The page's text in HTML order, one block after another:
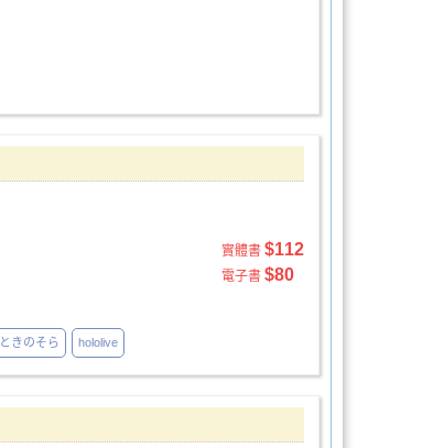
實體書 $112
電子書 $80
ときのそら hololive